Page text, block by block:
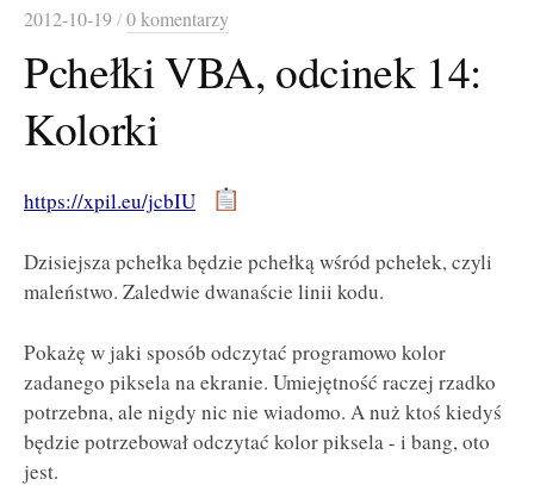
2012-10-19/0 komentarzy
Pchełki VBA, odcinek 14:
Kolorki
https://xpil.eu/jcbIU
Dzisiejsza pchełka będzie pchełką wśród pchełek, czyli
maleństwo. Zaledwie dwanaście linii kodu.
Pokażę w jaki sposób odczytać programowo kolor
zadanego piksela na ekranie. Umiejętność raczej rzadko
potrzebna, ale nigdy nic nie wiadomo. A nuż ktoś kiedyś
będzie potrzebował odczytać kolor piksela - i bang, oto
jest.